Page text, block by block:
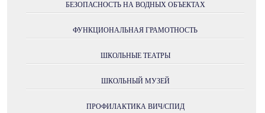
БЕЗОПАСНОСТЬ НА ВОДНЫХ ОБЪЕКТАХ
ФУНКЦИОНАЛЬНАЯ ГРАМОТНОСТЬ
ШКОЛЬНЫЕ ТЕАТРЫ
ШКОЛЬНЫЙ МУЗЕЙ
ПРОФИЛАКТИКА ВИЧ/СПИД